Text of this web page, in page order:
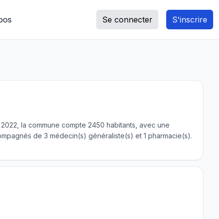
Se connecter S'inscrire
la commune compte 2450 habitants, avec une
de 3 médecin(s) généraliste(s) et 1 pharmacie(s).